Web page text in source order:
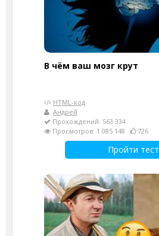
В чём ваш мозг крут
HTML-код
Андрей
Прохождений: 563 334
Просмотров: 1 085 148
726
Пройти тест